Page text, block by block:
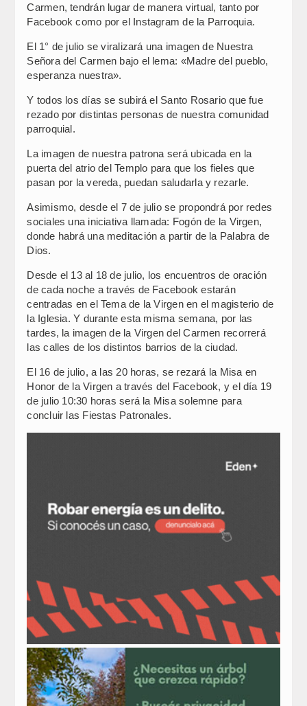
Carmen, tendrán lugar de manera virtual, tanto por
Facebook como por el Instagram de la Parroquia.
El 1° de julio se viralizará una imagen de Nuestra
Señora del Carmen bajo el lema: «Madre del pueblo,
esperanza nuestra».
Y todos los días se subirá el Santo Rosario que fue
rezado por distintas personas de nuestra comunidad
parroquial.
La imagen de nuestra patrona será ubicada en la
puerta del atrio del Templo para que los fieles que
pasan por la vereda, puedan saludarla y rezarle.
Asimismo, desde el 7 de julio se propondrá por redes
sociales una iniciativa llamada: Fogón de la Virgen,
donde habrá una meditación a partir de la Palabra de
Dios.
Desde el 13 al 18 de julio, los encuentros de oración
de cada noche a través de Facebook estarán
centradas en el Tema de la Virgen en el magisterio de
la Iglesia. Y durante esta misma semana, por las
tardes, la imagen de la Virgen del Carmen recorrerá
las calles de los distintos barrios de la ciudad.
El 16 de julio, a las 20 horas, se rezará la Misa en
Honor de la Virgen a través del Facebook, y el día 19
de julio 10:30 horas será la Misa solemne para
concluir las Fiestas Patronales.